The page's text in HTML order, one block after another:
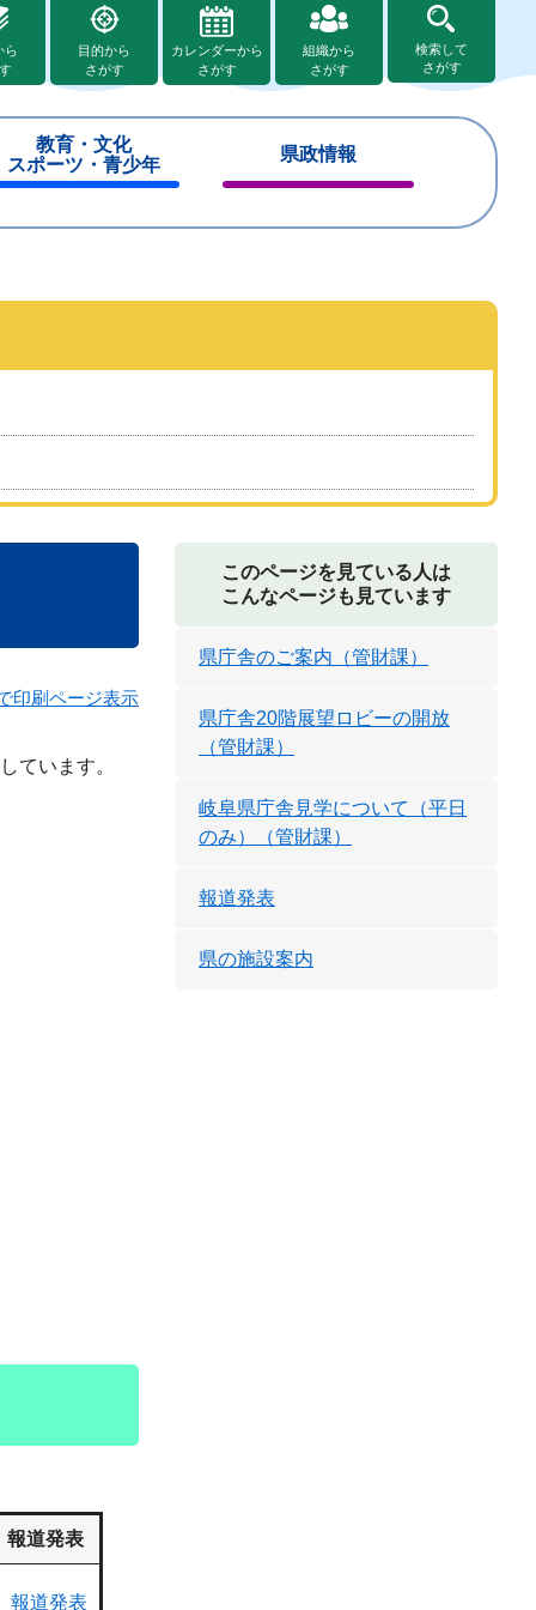
ら
目的から
さがす
カレンダーから
さがす
組織から
さがす
検索して
さがす
教育・文化
スポーツ・青少年
県政情報
じ
印刷ページ表示
ています。
報道発表
報道発表
このページを見ている人は
こんなページも見ています
県庁舎のご案内（管財課）
県庁舎20階展望ロビーの開放
（管財課）
岐阜県庁舎見学について（平日
のみ）（管財課）
報道発表
県の施設案内